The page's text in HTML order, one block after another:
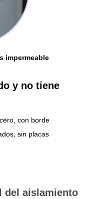
impermeable
y no tiene
con borde
sin placas
del aislamiento